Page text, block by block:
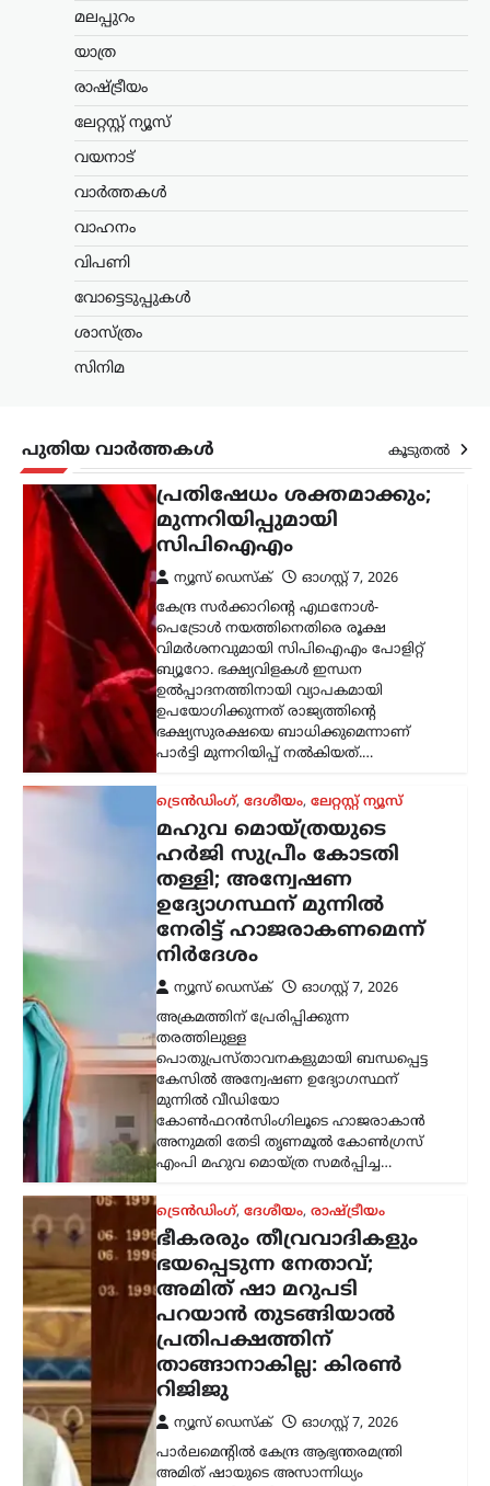
മലപ്പുറം
യാത്ര
രാഷ്ട്രീയം
ലേറ്റസ്റ്റ് ന്യൂസ്
വയനാട്
വാർത്തകൾ
വാഹനം
വിപണി
വോട്ടെടുപ്പുകൾ
ശാസ്ത്രം
സിനിമ
പുതിയ വാർത്തകൾ കൂടുതൽ
പിൻവലിച്ച് ഭാര്യ സംഗീത;
കുടുംബ കോടതിയിൽ
സമർപ്പിച്ചിരുന്ന വിവാഹമോചന
ഹർജിയും താമസാവകാശ ഹർജിയും
പെട്രോൾ
നയത്തിനെതിരെ ജനകീയ
പ്രതിഷേധം ശക്തമാക്കും;
മുന്നറിയിപ്പുമായി
സിപിഐഎം
ന്യൂസ് ഡെസ്ക്
ഓഗസ്റ്റ്‌ 7, 2026
കേന്ദ്ര സർക്കാറിന്റെ എഥനോൾ-
പെട്രോൾ നയത്തിനെതിരെ രൂക്ഷ
വിമർശനവുമായി സിപിഐഎം പോളിറ്റ്
ബ്യൂറോ. ഭക്ഷ്യവിളകൾ ഇന്ധന
ഉൽപ്പാദനത്തിനായി വ്യാപകമായി
ഉപയോഗിക്കുന്നത് രാജ്യത്തിന്റെ
ഭക്ഷ്യസുരക്ഷയെ ബാധിക്കുമെന്നാണ്
പാർട്ടി മുന്നറിയിപ്പ് നൽകിയത്.…
ട്രെൻഡിംഗ്, ദേശീയം, ലേറ്റസ്റ്റ് ന്യൂസ്
മഹുവ മൊയ്ത്രയുടെ
ഹർജി സുപ്രീം കോടതി
തള്ളി; അന്വേഷണ
ഉദ്യോഗസ്ഥന് മുന്നിൽ
നേരിട്ട് ഹാജരാകണമെന്ന്
നിർദേശം
ന്യൂസ് ഡെസ്ക്
ഓഗസ്റ്റ്‌ 7, 2026
അക്രമത്തിന് പ്രേരിപ്പിക്കുന്ന
തരത്തിലുള്ള
പൊതുപ്രസ്താവനകളുമായി ബന്ധപ്പെട്ട
കേസിൽ അന്വേഷണ ഉദ്യോഗസ്ഥന്
മുന്നിൽ വീഡിയോ
കോൺഫറൻസിംഗിലൂടെ ഹാജരാകാൻ
അനുമതി തേടി തൃണമൂൽ കോൺഗ്രസ്
എംപി മഹുവ മൊയ്ത്ര സമർപ്പിച്ച…
ട്രെൻഡിംഗ്, ദേശീയം, രാഷ്ട്രീയം
ഭീകരരും തീവ്രവാദികളും
ഭയപ്പെടുന്ന നേതാവ്;
അമിത് ഷാ മറുപടി
പറയാൻ തുടങ്ങിയാൽ
പ്രതിപക്ഷത്തിന്
താങ്ങാനാകില്ല: കിരൺ
റിജിജു
ന്യൂസ് ഡെസ്ക്
ഓഗസ്റ്റ്‌ 7, 2026
പാർലമെന്റിൽ കേന്ദ്ര ആഭ്യന്തരമന്ത്രി
അമിത് ഷായുടെ അസാന്നിധ്യം